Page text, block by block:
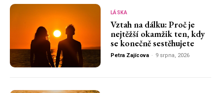
LÁSKA
Vztah na dálku: Proč je
nejtěžší okamžik ten, kdy
se konečně sestěhujete
Petra Zajícova - 9 srpna, 2026